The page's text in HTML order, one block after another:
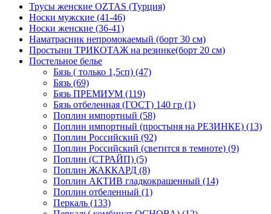
Трусы женские OZTAS (Турция)
Носки мужские (41-46)
Носки женские (36-41)
Наматрасник непромокаемый (борт 30 см)
Простыни ТРИКОТАЖ на резинке(борт 20 см)
Постельное белье
Бязь ( только 1,5сп) (47)
Бязь (69)
Бязь ПРЕМИУМ (119)
Бязь отбеленная (ГОСТ) 140 гр (1)
Поплин импортный (58)
Поплин импортный (простыня на РЕЗИНКЕ) (13)
Поплин Российский (92)
Поплин Российский (светится в темноте) (9)
Поплин (СТРАЙП) (5)
Поплин ЖАККАРД (8)
Поплин АКТИВ гладкокрашенный (14)
Поплин отбеленный (1)
Перкаль (133)